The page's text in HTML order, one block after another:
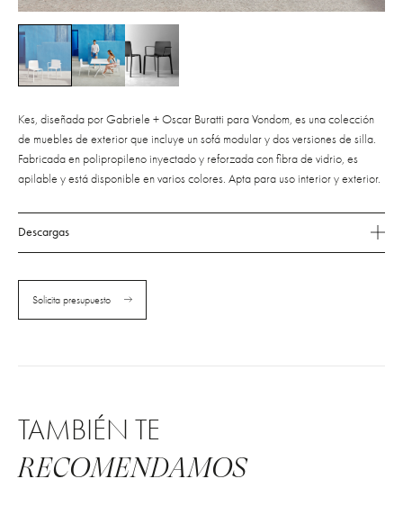
Kes, diseñada por Gabriele + Oscar Buratti para Vondom, es una colección
de muebles de exterior que incluye un sofá modular y dos versiones de silla.
Fabricada en polipropileno inyectado y reforzada con fibra de vidrio, es
apilable y está disponible en varios colores. Apta para uso interior y exterior.
Descargas
Solicita presupuesto
TAMBIÉN TE
RECOMENDAMOS